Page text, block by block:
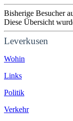
Bisherige Besucher
Diese Übersicht
Leverkusen
Wohin
Links
Politik
Verkehr